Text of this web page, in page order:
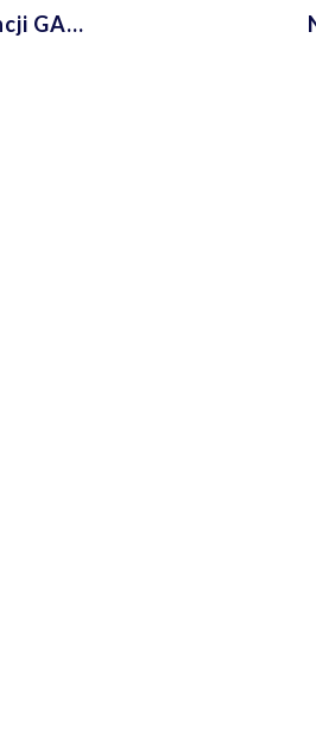
Nagroda na konferencji GAMBIT 2018